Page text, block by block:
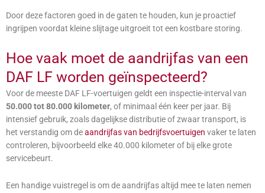
Door deze factoren goed in de gaten te houden, kun je proactief
ingrijpen voordat kleine slijtage uitgroeit tot een kostbare storing.
Hoe vaak moet de aandrijfas van een
DAF LF worden geïnspecteerd?
Voor de meeste DAF LF-voertuigen geldt een inspectie-interval van
50.000 tot 80.000 kilometer, of minimaal één keer per jaar. Bij
intensief gebruik, zoals dagelijkse distributie of zwaar transport, is
het verstandig om deaandrijfas van bedrijfsvoertuigen vaker te laten
controleren, bijvoorbeeld elke 40.000 kilometer of bij elke grote
servicebeurt.
Een handige vuistregel is om de aandrijfas altijd mee te laten nemen